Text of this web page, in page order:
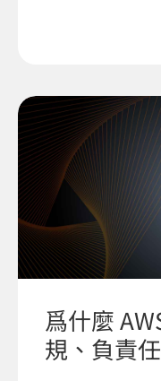
爲什麼
規、負責